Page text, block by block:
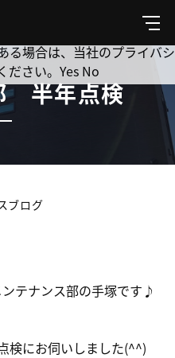
メ
ニ
ュ
半年点検
ブログ
テナンス部の手塚です♪
検にお伺いしました(^^)
を追跡してもよろしいです
ーを極めて重視しています。
る場合は、当社のプライバシ
さい。 Yes No